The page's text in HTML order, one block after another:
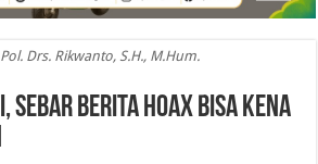
Drs. Rikwanto, S.H., M.Hum.
Berita Hoax Bisa Kena